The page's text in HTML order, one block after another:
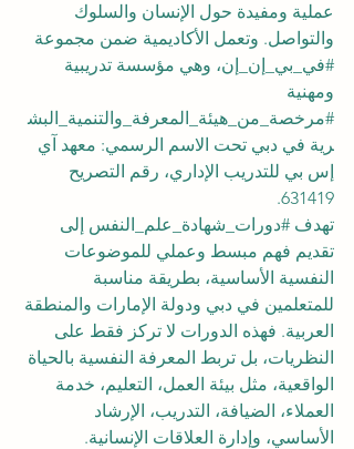
عملية ومفيدة حول الإنسان والسلوك
والتواصل. وتعمل الأكاديمية ضمن مجموعة
#في_بي_إن_إن، وهي مؤسسة تدريبية
ومهنية
#مرخصة_من_هيئة_المعرفة_والتنمية_البش
رية في دبي تحت الاسم الرسمي: معهد آي
إس بي للتدريب الإداري، رقم التصريح
631419.
تهدف #دورات_شهادة_علم_النفس إلى
تقديم فهم مبسط وعملي للموضوعات
النفسية الأساسية، بطريقة مناسبة
للمتعلمين في دبي ودولة الإمارات والمنطقة
العربية. فهذه الدورات لا تركز فقط على
النظريات، بل تربط المعرفة النفسية بالحياة
الواقعية، مثل بيئة العمل، التعليم، خدمة
العملاء، الضيافة، التدريب، الإرشاد
الأساسي، وإدارة العلاقات الإنسانية.